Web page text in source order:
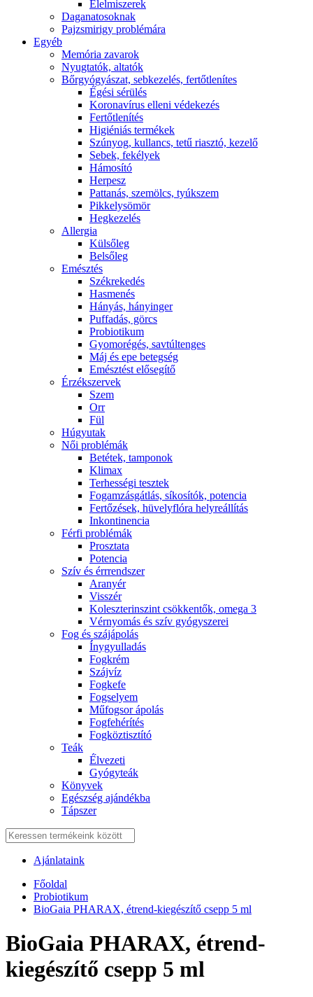
É́lelmiszerek
Daganatosoknak
Pajzsmirigy problémára
Egyéb
Memória zavarok
Nyugtatók, altatók
Bőrgyógyászat, sebkezelés, fertőtlenítes
É́gési sérülés
Koronavírus elleni védekezés
Fertőtlenítés
Higiéniás termékek
Szúnyog, kullancs, tetű riasztó, kezelő
Sebek, fekélyek
Hámosító
Herpesz
Pattanás, szemölcs, tyúkszem
Pikkelysömör
Hegkezelés
Allergia
Külsőleg
Belsőleg
Emésztés
Székrekedés
Hasmenés
Hányás, hányinger
Puffadás, görcs
Probiotikum
Gyomorégés, savtúltenges
Máj és epe betegség
Emésztést elősegítő
Érzékszervek
Szem
Orr
Fül
Húgyutak
Női problémák
Betétek, tamponok
Klimax
Terhességi tesztek
Fogamzásgátlás, síkosítók, potencia
Fertőzések, hüvelyflóra helyreállítás
Inkontinencia
Férfi problémák
Prosztata
Potencia
Szív és érrrendszer
Aranyér
Visszér
Koleszterinszint csökkentők, omega 3
Vérnyomás és szív gyógyszerei
Fog és szájápolás
Í́nygyulladás
Fogkrém
Szájvíz
Fogkefe
Fogselyem
Műfogsor ápolás
Fogfehérítés
Fogköztisztító
Teák
É́lvezeti
Gyógyteák
Könyvek
Egészség ajándékba
Tápszer
Ajánlataink
Főoldal
Probiotikum
BioGaia PHARAX, étrend-kiegészítő csepp 5 ml
BioGaia PHARAX, étrend-
kiegészítő csepp 5 ml